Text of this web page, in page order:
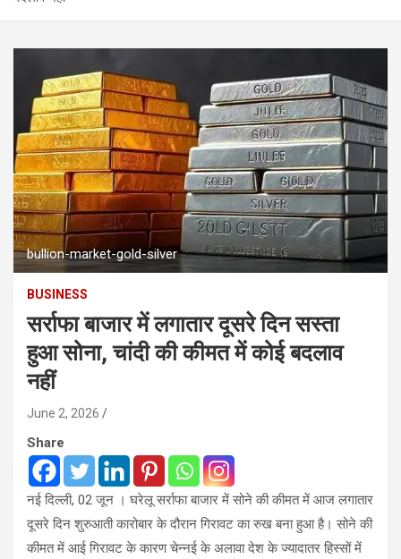
bullion-market-gold-silver
BUSINESS
सर्राफा बाजार में लगातार दूसरे दिन सस्ता
हुआ सोना, चांदी की कीमत में कोई बदलाव
नहीं
June 2, 2026
Share
नई दिल्ली, 02 जून । घरेलू सर्राफा बाजार में सोने की कीमत में आज लगातार
दूसरे दिन शुरुआती कारोबार के दौरान गिरावट का रुख बना हुआ है। सोने की
कीमत में आई गिरावट के कारण चेन्नई के अलावा देश के ज्यादातर हिस्सों में